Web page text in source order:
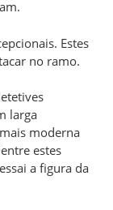
Estes
no ramo.
larga
moderna
estes
a figura da